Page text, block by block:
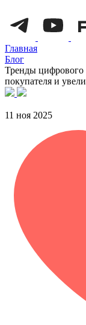
Главная
Блог
Тренды цифрового
покупателя и
11 ноя 2025